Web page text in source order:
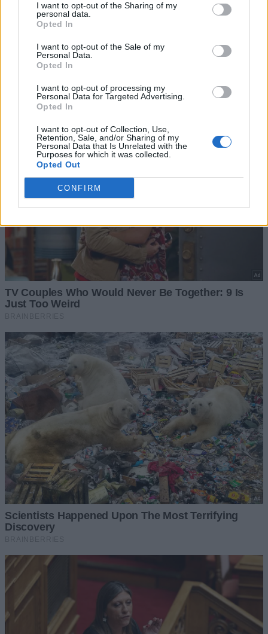
I want to opt-out of the Sharing of my
personal data.
Opted In
I want to opt-out of the Sale of my
Personal Data.
Opted In
I want to opt-out of processing my
Personal Data for Targeted Advertising.
Opted In
I want to opt-out of Collection, Use,
Retention, Sale, and/or Sharing of my
Personal Data that Is Unrelated with the
Purposes for which it was collected.
Opted Out
CONFIRM